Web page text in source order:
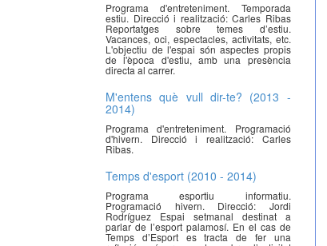
Programa d'entreteniment. Temporada
estiu. Direcció i realització: Carles Ribas
Reportatges sobre temes d’estiu.
Vacances, oci, espectacles, activitats, etc.
L'objectiu de l'espai són aspectes propis
de l'època d'estiu, amb una presència
directa al carrer.
M'entens què vull dir-te? (2013 -
2014)
Programa d'entreteniment. Programació
d'hivern. Direcció i realització: Carles
Ribas.
Temps d'esport (2010 - 2014)
Programa esportiu informatiu.
Programació hivern. Direcció: Jordi
Rodríguez Espai setmanal destinat a
parlar de l’esport palamosí. En el cas de
Temps d’Esport es tracta de fer una